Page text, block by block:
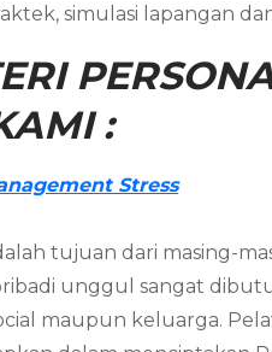
simulasi lapangan
:
Stress
tujuan dari masing-
unggul sangat
maupun keluarga.